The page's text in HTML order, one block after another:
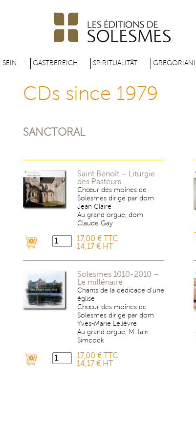
zum
Inhalt
GASTBEREICH SPIRITUALITÄT
CDs since 1979
SANCTORAL
Saint Benoît – Liturgie
des Pasteurs
Chœur des moines de
Solesmes dirigé par dom
Jean Claire
Au grand orgue, dom
Claude Gay
17,00 € TTC
14,17 € HT
Solesmes 1010-2010 –
Le millénaire
Chants de la dédicace d'une
église
Chœur des moines de
Solesmes dirigé par dom
Yves-Marie Lelièvre
Au grand orgue, M. Iain
Simcock
17,00 € TTC
14,17 € HT